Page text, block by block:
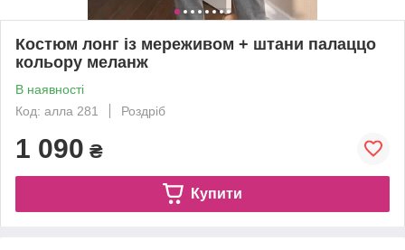
Костюм лонг із мереживом + штани палаццо
кольору меланж
В наявності
Код: алла 281
Роздріб
1 090 ₴
Купити